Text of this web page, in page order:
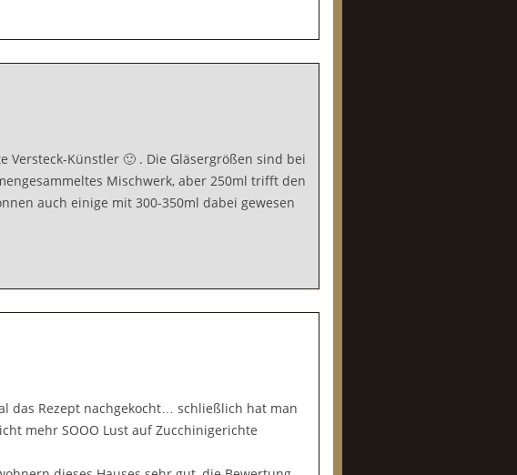
Versteck-Künstler 🙂 . Die Gläsergrößen sind bei
Mischwerk, aber 250ml trifft den
auch einige mit 300-350ml dabei gewesen
das Rezept nachgekocht… schließlich hat man
mehr SOOO Lust auf Zucchinigerichte